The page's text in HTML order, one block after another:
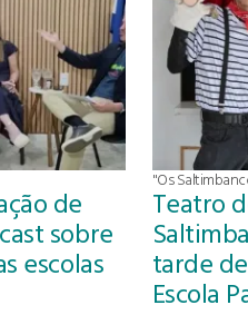
de
sobre
escolas
"Os
Teatro
tarde
Escola